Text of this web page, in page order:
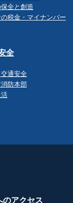
全と創造
税金・マイナンバー
全
通安全
防本部
のアクセス